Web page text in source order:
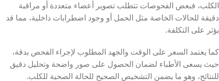
الكلب، فبعض الفحوصات تتطلب تصوير أعضاء متعددة أو مراقبة
دقيقة للحالات الخاصة مثل الحمل أو وجود اضطرابات داخلية، مما قد
يؤثر على التكلفة.
كما يعتمد السعر على الوقت والجهد المطلوب لإجراء الفحص بدقة،
حيث يسعى الأطباء لضمان الحصول على صور واضحة وتحليل دقيق
للنتائج، وهو ما يضمن التشخيص الصحيح للحالة الصحية للكلب.